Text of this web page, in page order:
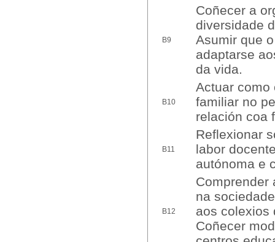
B9
Coñecer a
diversidade
Asumir que
adaptarse
da vida.
B10
Actuar como
familiar no
relación coa
B11
Reflexionar
labor
autónoma e
B12
Comprender
na
aos colexios
Coñecer